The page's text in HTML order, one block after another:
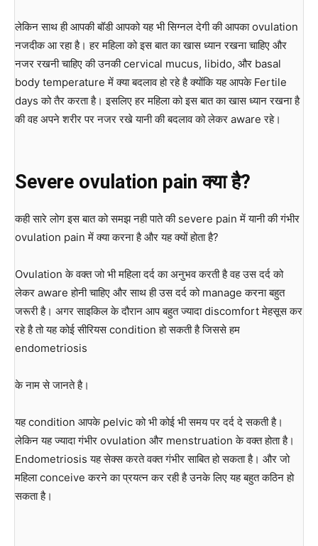
लेकिन साथ ही आपकी बॉडी आपको यह भी सिग्नल देगी की आपका ovulation
नजदीक आ रहा है। हर महिला को इस बात का खास ध्यान रखना चाहिए और
नजर रखनी चाहिए की उनकी cervical mucus, libido, और basal
body temperature में क्या बदलाव हो रहे है क्योंकि यह आपके Fertile
days को तैर करता है। इसलिए हर महिला को इस बात का खास ध्यान रखना है
की वह अपने शरीर पर नजर रखे यानी की बदलाव को लेकर aware रहे।
Severe ovulation painक्या है?
कही सारे लोग इस बात को समझ नही पाते की severe pain में यानी की गंभीर
ovulation pain में क्या करना है और यह क्यों होता है?
Ovulation के वक्त जो भी महिला दर्द का अनुभव करती है वह उस दर्द को
लेकर aware होनी चाहिए और साथ ही उस दर्द को manage करना बहुत
जरूरी है। अगर साइकिल के दौरान आप बहुत ज्यादा discomfort मेहसूस कर
रहे है तो यह कोई सीरियस condition हो सकती है जिससे हम
endometriosis
के नाम से जानते है।
यह condition आपके pelvic को भी कोई भी समय पर दर्द दे सकती है।
लेकिन यह ज्यादा गंभीर ovulation और menstruation के वक्त होता है।
Endometriosis यह सेक्स करते वक्त गंभीर साबित हो सकता है। और जो
महिला conceive करने का प्रयत्न कर रही है उनके लिए यह बहुत कठिन हो
सकता है।